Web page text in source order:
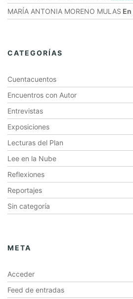
MARÍA ANTONIA MORENO MULAS En
CATEGORÍAS
Cuentacuentos
Encuentros con Autor
Entrevistas
Exposiciones
Lecturas del Plan
Lee en la Nube
Reflexiones
Reportajes
Sin categoría
META
Acceder
Feed de entradas